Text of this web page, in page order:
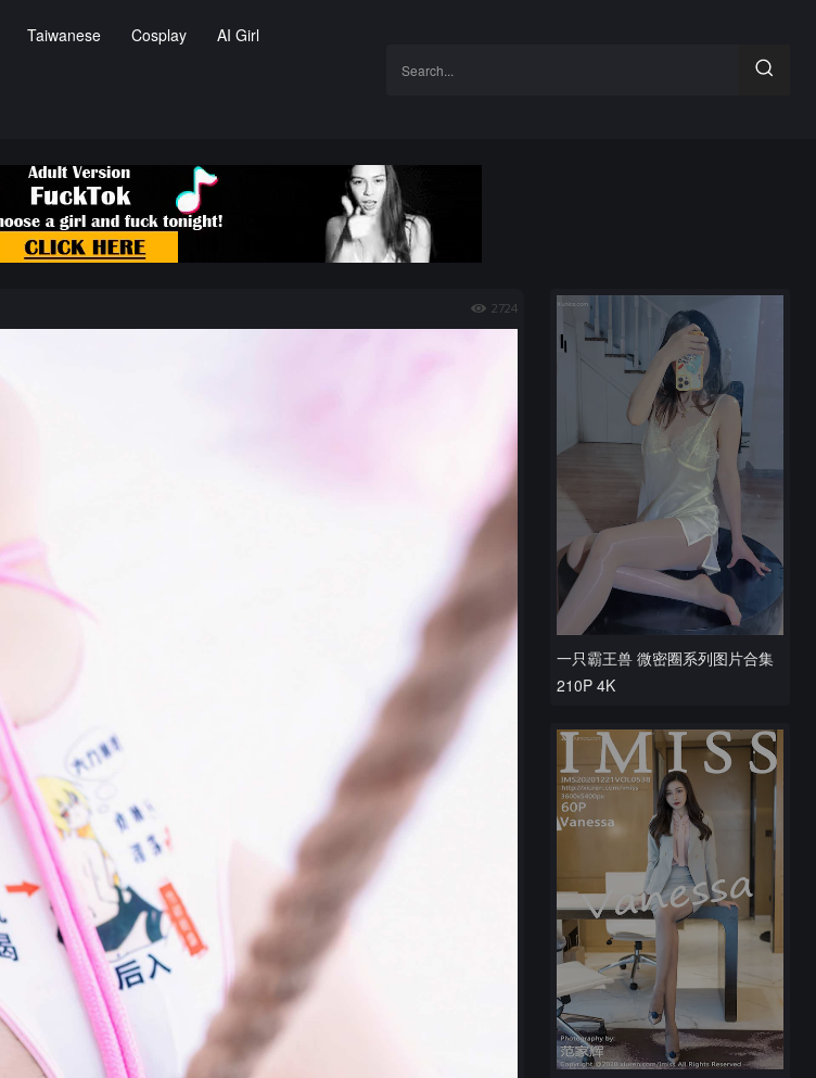
Taiwanese Cosplay AI Girl
Search...
2724
一只霸王兽 微密圈系列图片合集
210P 4K